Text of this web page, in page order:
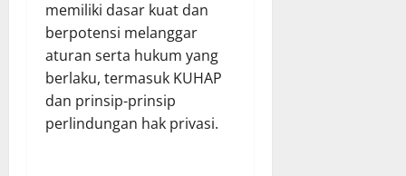
memiliki dasar kuat dan
berpotensi melanggar
aturan serta hukum yang
berlaku, termasuk KUHAP
dan prinsip-prinsip
perlindungan hak privasi.